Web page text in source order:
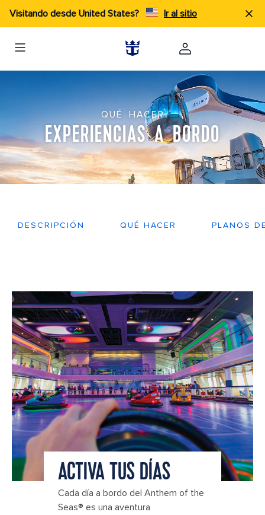
Visitando desde United States? Ir al sitio
QUÉ HACER
EXPERIENCIAS A BORDO
DESCRIPCIÓN QUÉ HACER PLANOS
ACTIVA TUS DÍAS
Cada día a bordo del Anthem of the
Seas® es una aventura